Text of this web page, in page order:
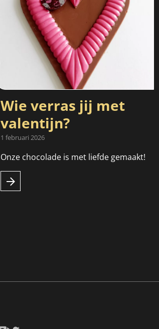
Wie verras jij met
valentijn?
1 februari 2026
Onze chocolade is met liefde gemaakt!